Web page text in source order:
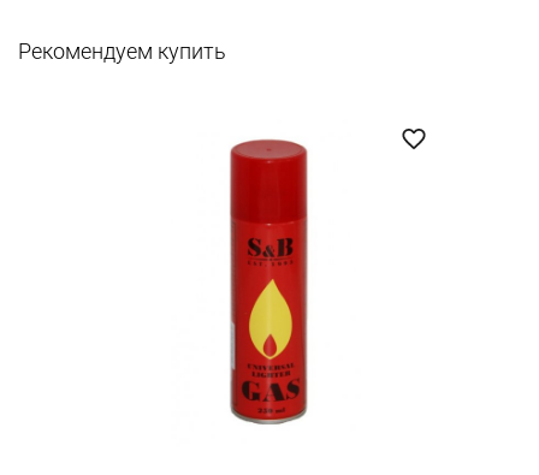
Рекомендуем купить